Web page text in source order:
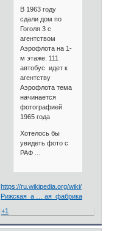
В 1963 году
сдали дом по
Гоголя 3 с
агентством
Аэрофлота на 1-
м этаже. 111
автобус идет к
агентству
Аэрофлота тема
начинается
фотографией
1965 года
Хотелось бы
увидеть фото с
РАФ ...
https://ru.wikipedia.org/wiki/
Рижская_а … ая_фабрика
+1